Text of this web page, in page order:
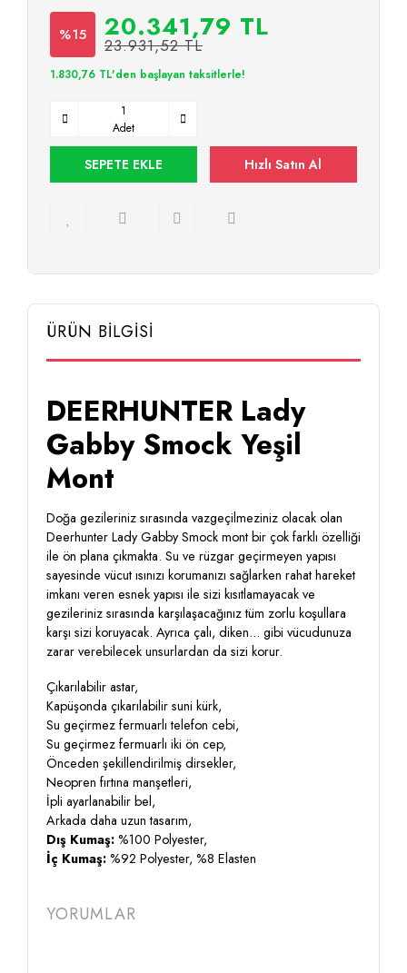
%15 20.341,79 TL
23.931,52 TL
1.830,76 TL'den başlayan taksitlerle!
Adet
SEPETE EKLE Hızlı Satın Al
ÜRÜN BİLGİSİ
DEERHUNTER Lady
Gabby Smock Yeşil
Mont
Doğa gezileriniz sırasında vazgeçilmeziniz olacak olan
Deerhunter Lady Gabby Smock mont bir çok farklı özelliği
ile ön plana çıkmakta. Su ve rüzgar geçirmeyen yapısı
sayesinde vücut ısınızı korumanızı sağlarken rahat hareket
imkanı veren esnek yapısı ile sizi kısıtlamayacak ve
gezileriniz sırasında karşılaşacağınız tüm zorlu koşullara
karşı sizi koruyacak. Ayrıca çalı, diken... gibi vücudunuza
zarar verebilecek unsurlardan da sizi korur.
Çıkarılabilir astar,
Kapüşonda çıkarılabilir suni kürk,
Su geçirmez fermuarlı telefon cebi,
Su geçirmez fermuarlı iki ön cep,
Önceden şekillendirilmiş dirsekler,
Neopren fırtına manşetleri,
İpli ayarlanabilir bel,
Arkada daha uzun tasarım,
Dış Kumaş: %100 Polyester,
İç Kumaş: %92 Polyester, %8 Elasten
YORUMLAR